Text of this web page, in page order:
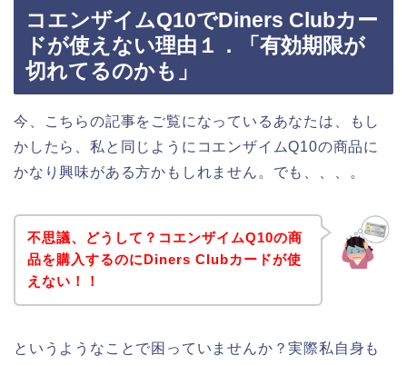
コエンザイムQ10でDiners Clubカー
ドが使えない理由１．「有効期限が
切れてるのかも」
今、こちらの記事をご覧になっているあなたは、もし
かしたら、私と同じようにコエンザイムQ10の商品に
かなり興味がある方かもしれません。でも、、、。
不思議、どうして？コエンザイムQ10の商
品を購入するのにDiners Clubカードが使
えない！！
というようなことで困っていませんか？実際私自身も